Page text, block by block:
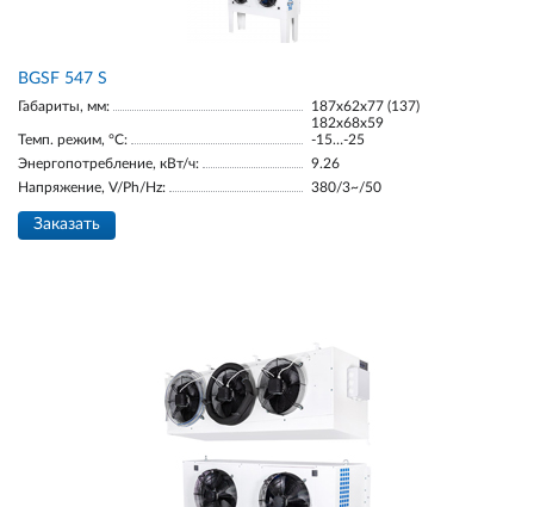
BGSF 547 S
Габариты, мм:
187х62х77 (137)
182х68х59
Темп. режим, °С:
-15…-25
Энергопотребление, кВт/ч:
9.26
Напряжение, V/Ph/Hz:
380/3~/50
Заказать